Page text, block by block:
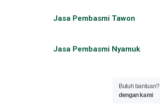
Jasa Pembasmi Tawon
Jasa Pembasmi Nyamuk
Butuh bantuan?
dengan kami